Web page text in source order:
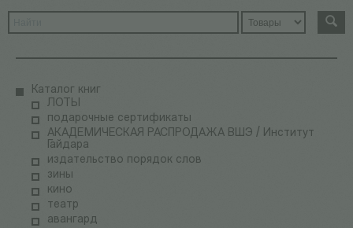
Каталог книг
ЛОТЫ
подарочные сертификаты
АКАДЕМИЧЕСКАЯ РАСПРОДАЖА ВШЭ / Институт
Гайдара
издательство порядок слов
зины
кино
театр
авангард